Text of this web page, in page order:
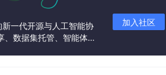
一代开源与人工智能协
、数据集托管、智能体开
加入社区